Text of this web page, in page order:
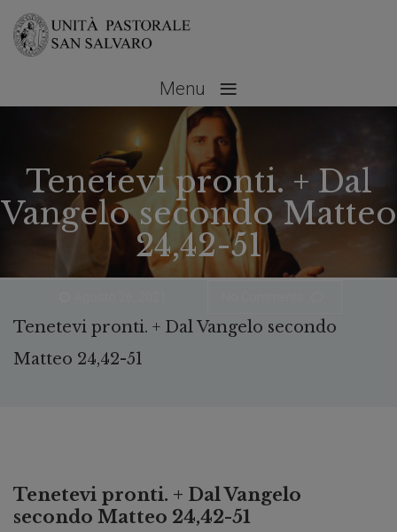
Menu ≡
Tenetevi pronti. + Dal
Vangelo secondo Matteo
24,42-51
Tenetevi pronti. + Dal Vangelo secondo
Matteo 24,42-51
Tenetevi pronti. + Dal Vangelo
secondo Matteo 24,42-51